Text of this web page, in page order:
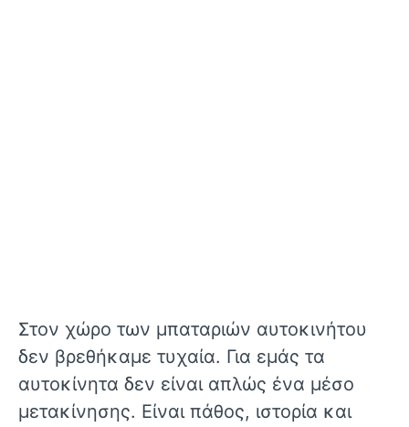
Στον χώρο των μπαταριών αυτοκινήτου
δεν βρεθήκαμε τυχαία. Για εμάς τα
αυτοκίνητα δεν είναι απλώς ένα μέσο
μετακίνησης. Είναι πάθος, ιστορία και